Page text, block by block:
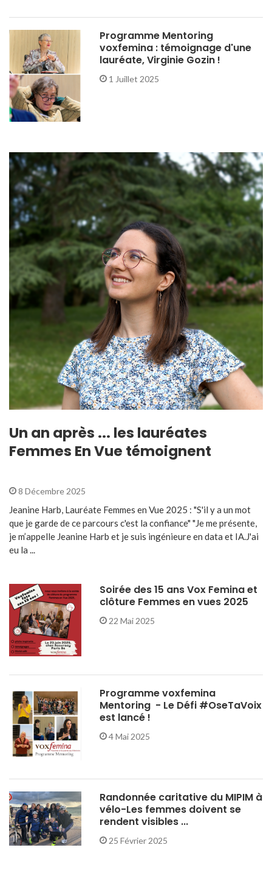
Programme Mentoring
voxfemina : témoignage d'une
lauréate, Virginie Gozin !
1 Juillet 2025
Un an après ... les lauréates
Femmes En Vue témoignent
8 Décembre 2025
Jeanine Harb, Lauréate Femmes en Vue 2025 : "S'il y a un mot
que je garde de ce parcours c'est la confiance" "Je me présente,
je m’appelle Jeanine Harb et je suis ingénieure en data et IA.J'ai
eu la ...
Soirée des 15 ans Vox Femina et
clôture Femmes en vues 2025
22 Mai 2025
Programme voxfemina
Mentoring - Le Défi #OseTaVoix
est lancé !
4 Mai 2025
Randonnée caritative du MIPIM à
vélo-Les femmes doivent se
rendent visibles ...
25 Février 2025